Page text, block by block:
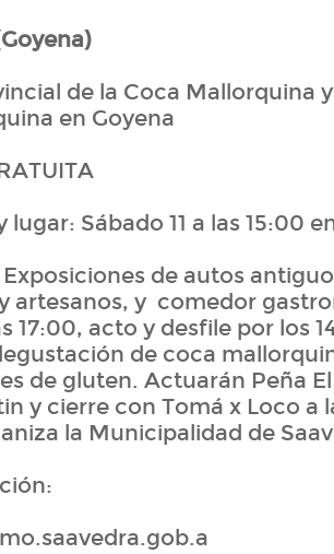
de la Coca Mallorquina
en Goyena
lugar: Sábado 11 a las 15:00
de autos
artesanos, y comedor
17:00, acto y desfile por los
de coca
de gluten. Actuarán Peña
y cierre con Tomá x Loco a
la Municipalidad de